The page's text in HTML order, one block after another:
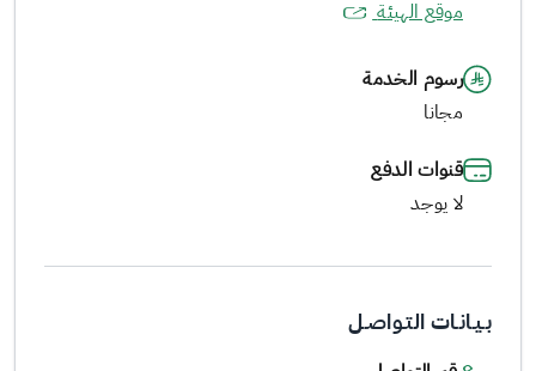
موقع الهيئة
رسوم الخدمة
مجانا
قنوات الدفع
لا يوجد
بـيـانـات التـواصـل